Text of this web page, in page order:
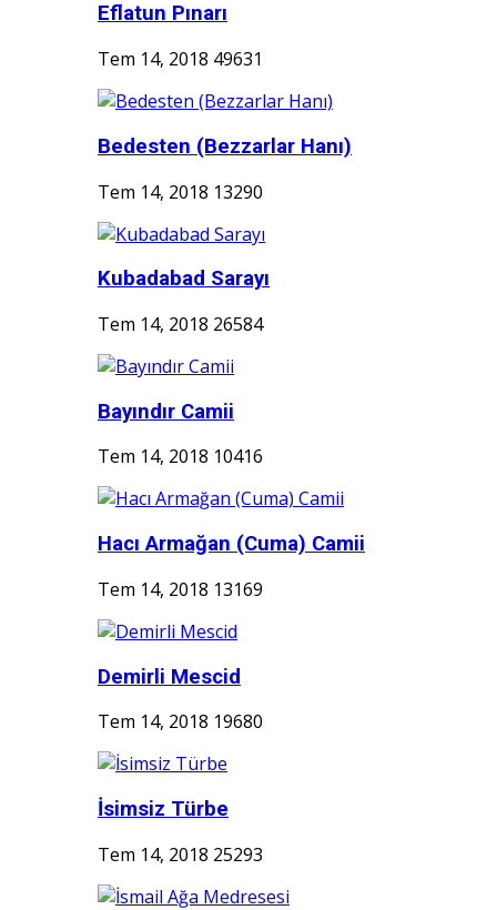
Eflatun Pınarı
Tem 14, 2018 49631
Bedesten (Bezzarlar Hanı)
Tem 14, 2018 13290
Kubadabad Sarayı
Tem 14, 2018 26584
Bayındır Camii
Tem 14, 2018 10416
Hacı Armağan (Cuma) Camii
Tem 14, 2018 13169
Demirli Mescid
Tem 14, 2018 19680
İsimsiz Türbe
Tem 14, 2018 25293